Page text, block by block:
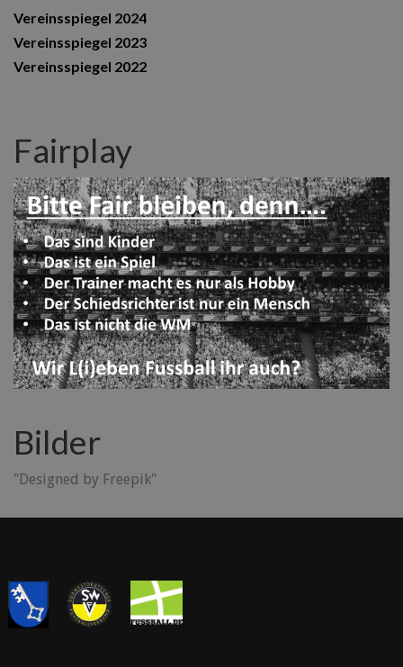
Vereinsspiegel 2024
Vereinsspiegel 2023
Vereinsspiegel 2022
Fairplay
Bilder
"Designed by Freepik"